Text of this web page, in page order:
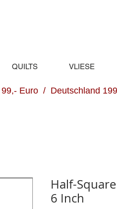
QUILTS VLIESE
Euro / Deutschland
Half-
6 Inch